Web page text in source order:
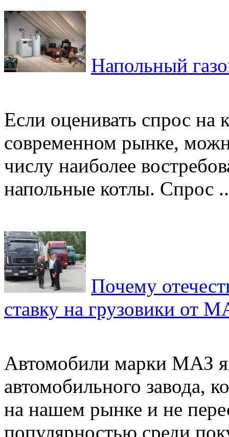
Напольный
Если оценивать спрос на
современном рынке,
числу наиболее
напольные котлы. Спрос
Почему
ставку на грузовики от
Автомобили марки МАЗ
автомобильного завода,
на нашем рынке и не
популярностью среди